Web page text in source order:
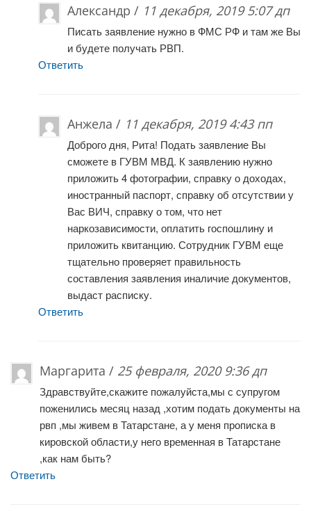
Александр / 11 декабря, 2019 5:07 дп
Писать заявление нужно в ФМС РФ и там же Вы
и будете получать РВП.
Ответить
Анжела / 11 декабря, 2019 4:43 пп
Доброго дня, Рита! Подать заявление Вы
сможете в ГУВМ МВД. К заявлению нужно
приложить 4 фотографии, справку о доходах,
иностранный паспорт, справку об отсутствии у
Вас ВИЧ, справку о том, что нет
наркозависимости, оплатить госпошлину и
приложить квитанцию. Сотрудник ГУВМ еще
тщательно проверяет правильность
составления заявления иналичие документов,
выдаст расписку.
Ответить
Маргарита / 25 февраля, 2020 9:36 дп
Здравствуйте,скажите пожалуйста,мы с супругом
поженились месяц назад ,хотим подать документы на
рвп ,мы живем в Татарстане, а у меня прописка в
кировской области,у него временная в Татарстане
,как нам быть?
Ответить